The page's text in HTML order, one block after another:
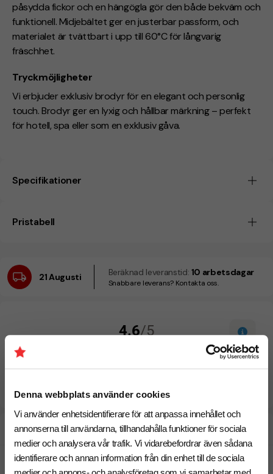
Denna webbplats använder cookies
Vi använder enhetsidentifierare för att anpassa innehållet och
annonserna till användarna, tillhandahålla funktioner för sociala
medier och analysera vår trafik. Vi vidarebefordrar även sådana
identifierare och annan information från din enhet till de sociala
påsydda fickor och en hängögla gör den både bekväm och
funktionell. Midjebältet ger en justerbar passform, och
materialet är tvättbart i upp till 60°C för långvarig
fräschhet.
Tryckmöjligheter
Vi erbjuder exklusiv brodyr för en elegant och personlig
touch. Brodyr ger en lyxig och hållbar märkning – perfekt
för hotell, spa eller som en exklusiv gåva.
Specifikationer
Pristabell
21 Augusti Beräknad leveranstid: 10 arbetsdagar
Snabbare leverans? Kontakta oss.
Designskiss inom 1 h
Fri offert